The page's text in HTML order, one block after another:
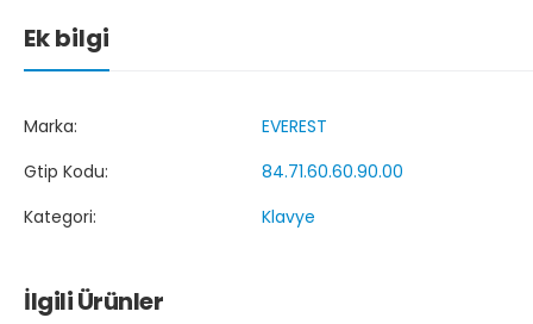
Ek bilgi
Marka:
EVEREST
Gtip Kodu:
84.71.60.60.90.00
Kategori:
Klavye
İlgili Ürünler